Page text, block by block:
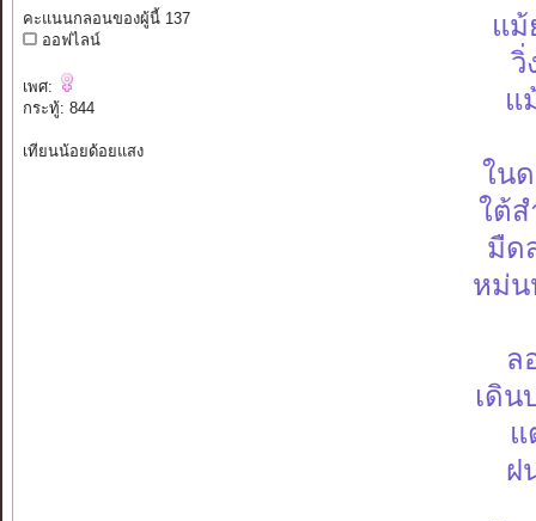
คะแนนกลอนของผู้นี้ 137
ออฟไลน์
เพศ:
กระทู้: 844
เทียนน้อยด้อยแสง
แม้
วิ่
แ
ใน
ใต้
มืด
หม่น
ล
เดิน
แ
ฝ